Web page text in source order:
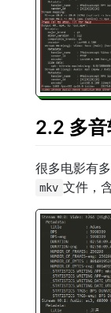
2.2 多
很多电影有
mkv 文件，